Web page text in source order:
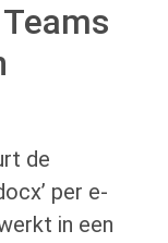
de
per e-
in een